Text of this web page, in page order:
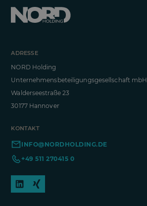
ADRESSE
NORD Holding
Unternehmensbeteiligungsgesellschaft mbH
Walderseestraße 23
30177 Hannover
KONTAKT
INFO@NORDHOLDING.DE
+49 511 270415 0